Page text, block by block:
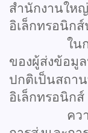
สำนักงานให
อิเล็กทรอนิก
ใน
ของผู้ส่งข้อมู
ปกติเป็นสถา
อิเล็กทรอนิกส์
คว